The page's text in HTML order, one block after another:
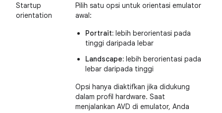
Startup
orientation
Pilih satu opsi untuk orientasi emulator
awal:
Portrait: lebih berorientasi pada
tinggi daripada lebar
Landscape: lebih berorientasi pada
lebar daripada tinggi
Opsi hanya diaktifkan jika didukung
dalam profil hardware. Saat
menjalankan AVD di emulator, Anda